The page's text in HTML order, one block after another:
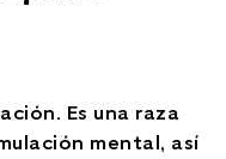
Es una raza
mental, así